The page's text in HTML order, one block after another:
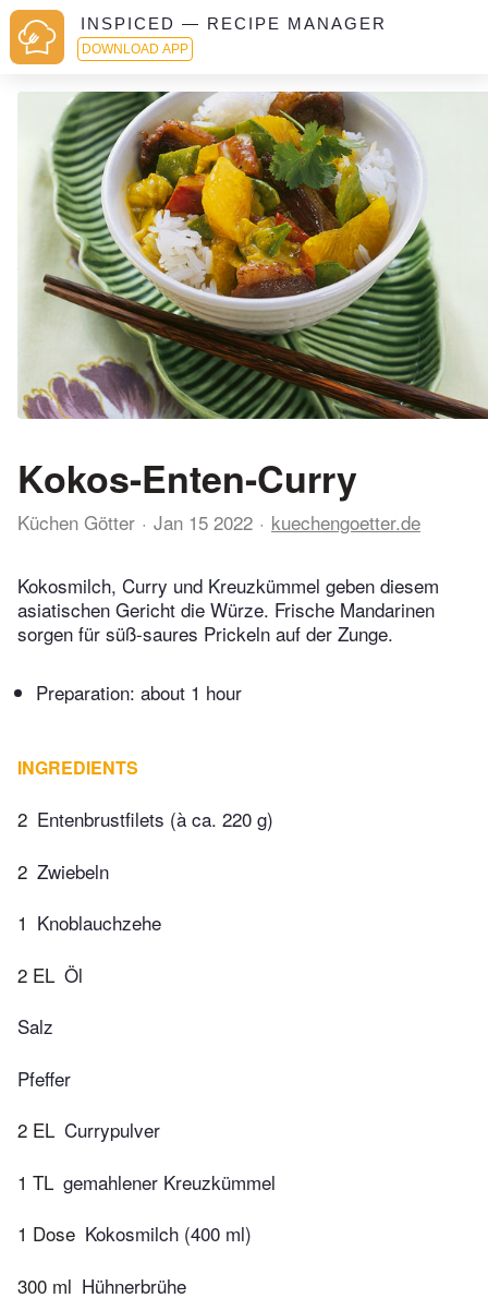
INSPICED — RECIPE MANAGER
DOWNLOAD APP
Kokos-Enten-Curry
Küchen Götter Jan 15 2022 kuechengoetter.de
Kokosmilch, Curry und Kreuzkümmel geben diesem
asiatischen Gericht die Würze. Frische Mandarinen
sorgen für süß-saures Prickeln auf der Zunge.
Preparation: about 1 hour
INGREDIENTS
2 Entenbrustfilets (à ca. 220 g)
2 Zwiebeln
1 Knoblauchzehe
2 EL Öl
Salz
Pfeffer
2 EL Currypulver
1 TL gemahlener Kreuzkümmel
1 Dose Kokosmilch (400 ml)
300 ml Hühnerbrühe